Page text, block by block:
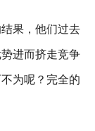
果，他们过去
进而挤走竞争
为呢？完全的